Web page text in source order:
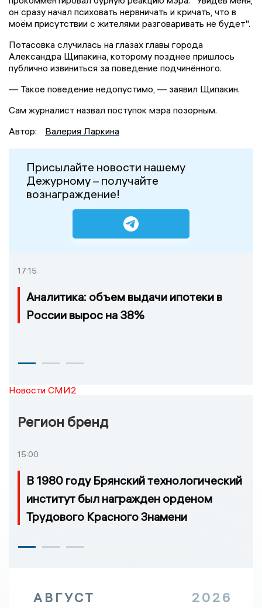
он сразу начал психовать нервничать и кричать, что в
моём присутствии с жителями разговаривать не будет".
Потасовка случилась на глазах главы города
Александра Щипакина, которому позднее пришлось
публично извиниться за поведение подчинённого.
— Такое поведение недопустимо, — заявил Щипакин.
Сам журналист назвал поступок мэра позорным.
Автор:
Валерия Ларкина
Присылайте новости нашему
Дежурному – получайте
вознаграждение!
17:15
Аналитика: объем выдачи ипотеки в
России вырос на 38%
Новости СМИ2
Регион бренд
15:00
В 1980 году Брянский технологический
институт был награжден орденом
Трудового Красного Знамени
АВГУСТ 2026